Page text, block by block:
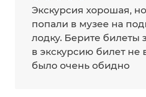
Экскурсия хорошая,
попали в музее на
лодку. Берите билеты
в экскурсию билет не
было очень обидно